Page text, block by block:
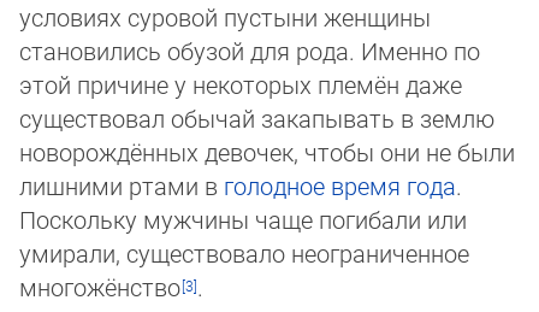
условиях суровой пустыни женщины
становились обузой для рода. Именно по
этой причине у некоторых племён да­же
существовал обычай закапывать в землю
новорождённых девочек, чтобы они не были
лишними ртами в голодное вре­мя года.
Поскольку мужчины чаще погибали или
умирали, существовало неограниченное
многожёнство .